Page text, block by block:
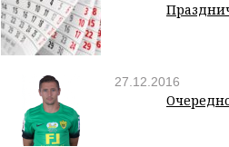
27.12.2016